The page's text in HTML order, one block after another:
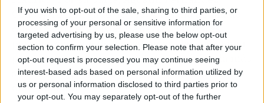
If you wish to opt-out of the sale, sharing to third parties, or
processing of your personal or sensitive information for
targeted advertising by us, please use the below opt-out
section to confirm your selection. Please note that after your
opt-out request is processed you may continue seeing
interest-based ads based on personal information utilized by
us or personal information disclosed to third parties prior to
your opt-out. You may separately opt-out of the further
Consejero Delegado de VISOCAN, ha detallado
que el caso de las Islas Canarias, las obras
paradas son una de las palancas clave a activar
para promover un desarrollo de la vivienda más
sostenible y, a la vez, más efectivo en términos
de velocidad.